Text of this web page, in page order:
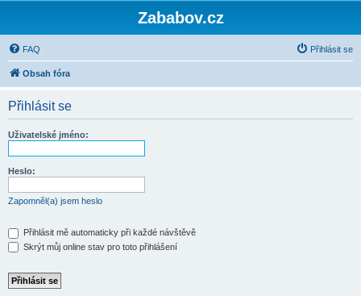
Zababov.cz
FAQ Přihlásit se
Obsah fóra
Přihlásit se
Uživatelské jméno:
Heslo:
Zapomněl(a) jsem heslo
Přihlásit mě automaticky při každé návštěvě
Skrýt můj online stav pro toto přihlášení